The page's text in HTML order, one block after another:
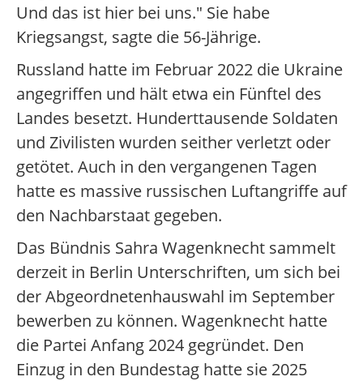
Und das ist hier bei uns." Sie habe
Kriegsangst, sagte die 56-Jährige.
Russland hatte im Februar 2022 die Ukraine
angegriffen und hält etwa ein Fünftel des
Landes besetzt. Hunderttausende Soldaten
und Zivilisten wurden seither verletzt oder
getötet. Auch in den vergangenen Tagen
hatte es massive russischen Luftangriffe auf
den Nachbarstaat gegeben.
Das Bündnis Sahra Wagenknecht sammelt
derzeit in Berlin Unterschriften, um sich bei
der Abgeordnetenhauswahl im September
bewerben zu können. Wagenknecht hatte
die Partei Anfang 2024 gegründet. Den
Einzug in den Bundestag hatte sie 2025